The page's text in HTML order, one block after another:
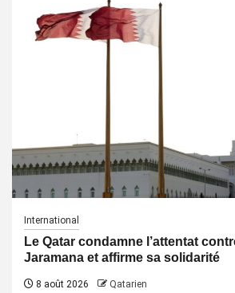
International
Le Qatar condamne l’attentat
Jaramana et affirme sa solidarité
8 août 2026 Qatarien